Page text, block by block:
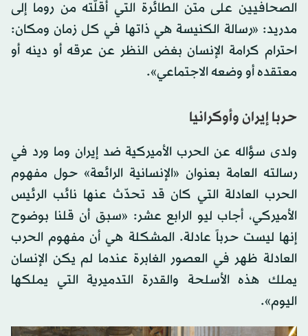
الصحافيين على متن الطائرة التي أقلّته من روما إلى
مدريد: «رسالة الكنيسة هي ذاتها في كل زمان ومكان:
احترام كرامة الإنسان بغض النظر عن عرقه أو دينه أو
معتقده أو وضعه الاجتماعي».
حربا إيران وأوكرانيا
ولدى سؤاله عن الحرب الأميركية ضد إيران وما ورد في
رسالته العامة بعنوان «الإنسانية الرائعة» حول مفهوم
الحرب العادلة التي كان قد تحدّث عنها نائب الرئيس
الأميركي، أجاب ليو الرابع عشر: «سبق أن قلنا بوضوح
إنها ليست حرباً عادلة. المشكلة هي أن مفهوم الحرب
العادلة ظهر في العصور الغابرة عندما لم يكن الإنسان
يملك هذه الأسلحة والقدرة التدميرية التي يملكها
اليوم».